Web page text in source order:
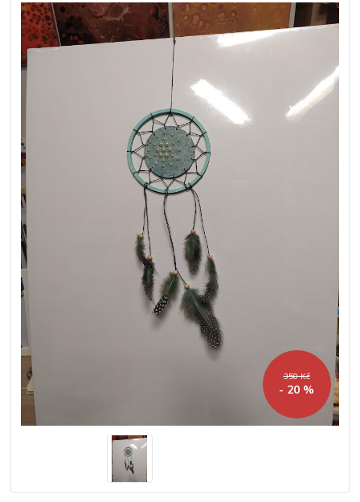
350 Kč
- 20 %